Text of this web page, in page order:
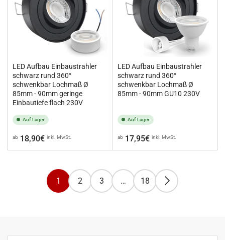
LED Aufbau Einbaustrahler
schwarz rund 360°
schwenkbar Lochmaß Ø
85mm - 90mm geringe
Einbautiefe flach 230V
Auf Lager
Normaler
Preis
ab 18,90€ inkl. MwSt.
LED Aufbau Einbaustrahler
schwarz rund 360°
schwenkbar Lochmaß Ø
85mm - 90mm GU10 230V
Auf Lager
Normaler
Preis
ab 17,95€ inkl. MwSt.
1 2 3 … 18